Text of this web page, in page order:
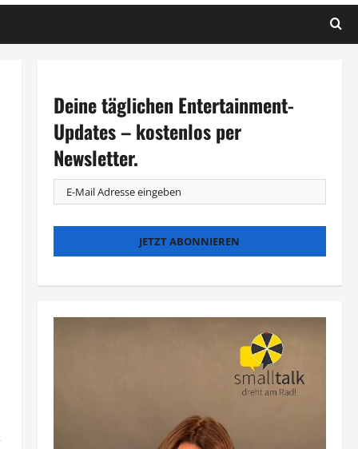
Deine täglichen Entertainment-
Updates – kostenlos per
Newsletter.